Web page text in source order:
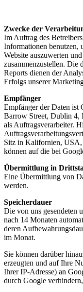
Zwecke der
Im Auftrag des
Informationen benutzen,
Website auszuwerten
zusammenzustellen. Die
Reports dienen der
Erfolgs unserer
Empfänger
Empfänger der Daten ist
Barrow Street, Dublin 4,
als Auftragsverarbeiter.
Sitz in Kalifornien, USA,
können auf die bei
Übermittlung in
Eine Übermittlung von
werden.
Speicherdauer
Die von uns gesendeten
nach 14 Monaten
deren
im Monat.
Sie können darüber
erzeugten und auf Ihre
Ihrer IP-Adresse) an
durch Google